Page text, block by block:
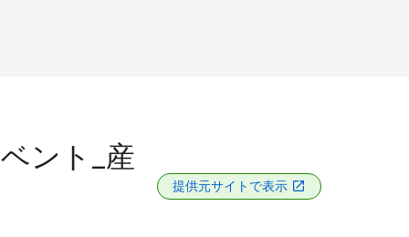
ント_産
提供元サイトで表示